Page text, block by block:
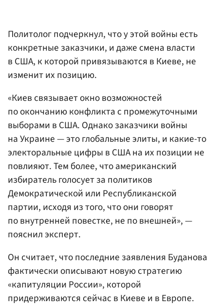
Политолог подчеркнул, что у этой войны есть
конкретные заказчики, и даже смена власти
в США, к которой привязываются в Киеве, не
изменит их позицию.
«Киев связывает окно возможностей
по окончанию конфликта с промежуточными
выборами в США. Однако заказчики войны
на Украине — это глобальные элиты, и какие-то
электоральные цифры в США на их позиции не
повлияют. Тем более, что американский
избиратель голосует за политиков
Демократической или Республиканской
партии, исходя из того, что они говорят
по внутренней повестке, не по внешней», —
пояснил эксперт.
Он считает, что последние заявления Буданова
фактически описывают новую стратегию
«капитуляции России», которой
придерживаются сейчас в Киеве и в Европе.